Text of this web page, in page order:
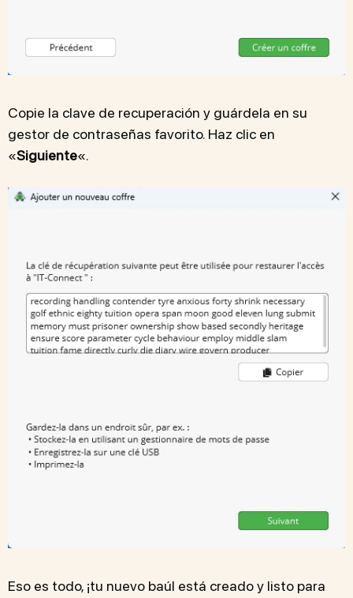
Copie la clave de recuperación y guárdela en su
gestor de contraseñas favorito. Haz clic en
«Siguiente«.
Eso es todo, ¡tu nuevo baúl está creado y listo para